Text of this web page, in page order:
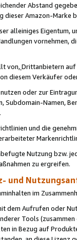
Abstand
dieser Amazon-Marke
alleiniges
vornehmen,
von,Drittanbietern auf
diesem Verkäufer
oder zur
Subdomain-Namen,
und die
Nutzung bzw.
zu ergreifen.
und
im
dem Aufrufen oder
Tools (zusammen
in Bezug auf